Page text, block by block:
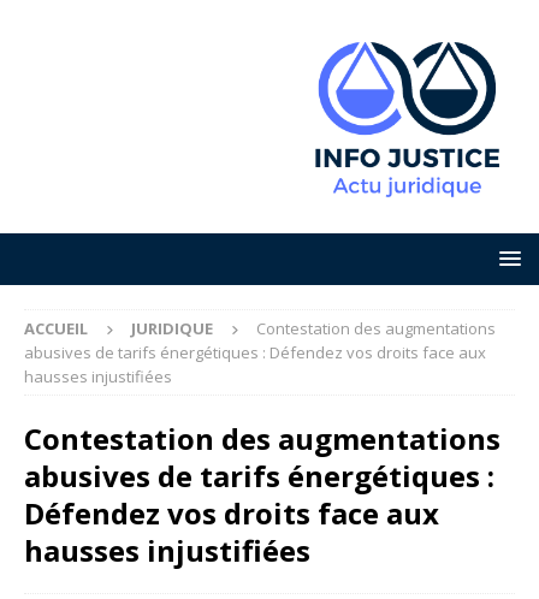
ACCUEIL JURIDIQUE
Contestation des augmentations
abusives de tarifs énergétiques : Défendez vos droits face aux
hausses injustifiées
Contestation des augmentations
abusives de tarifs énergétiques :
Défendez vos droits face aux
hausses injustifiées